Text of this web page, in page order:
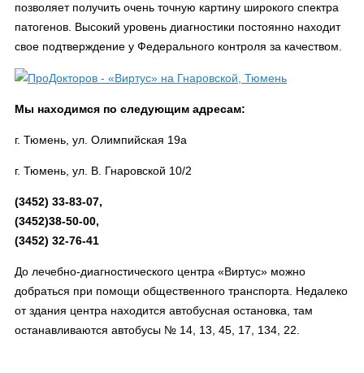
позволяет получить очень точную картину широкого спектра
патогенов. Высокий уровень диагностики постоянно находит
свое подтверждение у Федерального контроля за качеством.
Мы находимся по следующим адресам:
г. Тюмень, ул. Олимпийская 19а
г. Тюмень, ул. В. Гнаровской 10/2
(3452) 33-83-07,
(3452)38-50-00,
(3452) 32-76-41
До лечебно-диагностического центра «Виртус» можно
добраться при помощи общественного транспорта. Недалеко
от здания центра находится автобусная остановка, там
останавливаются автобусы № 14, 13, 45, 17, 134, 22.